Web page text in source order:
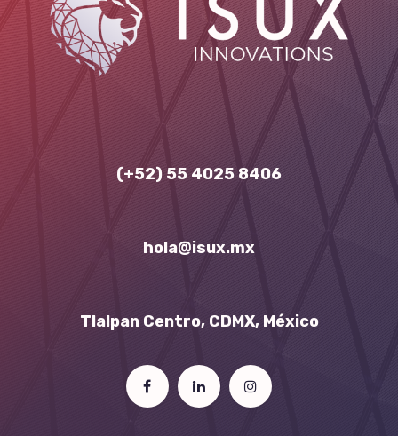
(+52) 55 4025 8406
hola​@isux.mx
Tlalpan Centro, CDMX, México